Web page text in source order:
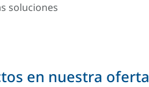
soluciones
en nuestra oferta